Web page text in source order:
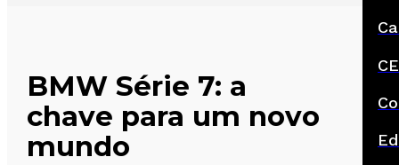
BMW Série 7: a
chave para um novo
mundo